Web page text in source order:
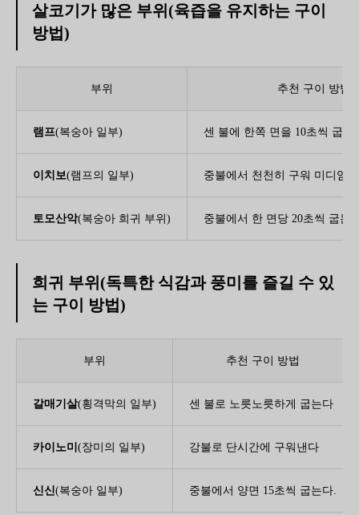
살코기가 많은 부위(육즙을 유지하는 구이
방법)
부위 추천 구이 방법
램프(복숭아 일부) 센 불에 한쪽 면을 10초씩 굽는
이치보(램프의 일부) 중불에서 천천히 구워 미디엄
토모산악(복숭아 희귀 부위) 중불에서 한 면당 20초씩 굽는
희귀 부위(독특한 식감과 풍미를 즐길 수 있
는 구이 방법)
부위 추천 구이 방법
갈매기살(횡격막의 일부) 센 불로 노릇노릇하게 굽는다
카이노미 (장미의 일부) 강불로 단시간에 구워낸다
신신 (복숭아 일부) 중불에서 양면 15초씩 굽는다.